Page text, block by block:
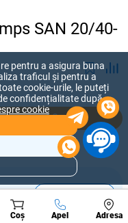
SAN 20/40-
4,0
- +
Coș Apel Adresa
A suna
populare
de
pentru a asigura buna
traficul și pentru a
cookie-urile, le puteți
confidențialitate după
cookie